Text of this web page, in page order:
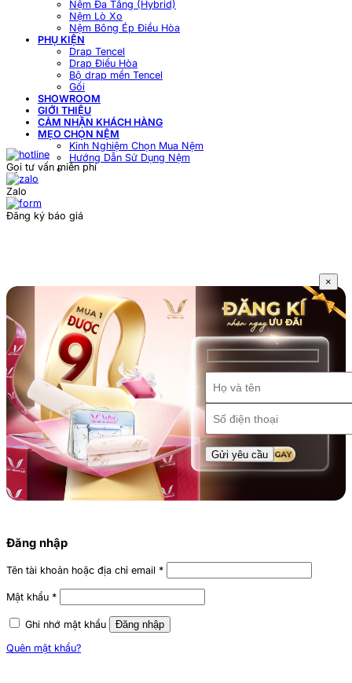
Nệm Đa Tầng (Hybrid)
Nệm Lò Xo
Nệm Bông Ép Điều Hòa
PHỤ KIỆN
Drap Tencel
Drap Điều Hòa
Bộ drap mền Tencel
Gối
SHOWROOM
GIỚI THIỆU
CẢM NHẬN KHÁCH HÀNG
MẸO CHỌN NỆM
Kinh Nghiệm Chọn Mua Nệm
Hướng Dẫn Sử Dụng Nệm
Gọi tư vấn miễn phí
Zalo
Đăng ký báo giá
×
Đăng nhập
Tên tài khoản hoặc địa chỉ email *
Mật khẩu *
Ghi nhớ mật khẩu Đăng nhập
Quên mật khẩu?